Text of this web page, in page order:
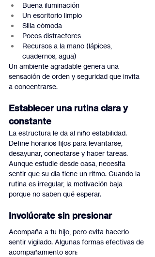
Buena iluminación
Un escritorio limpio
Silla cómoda
Pocos distractores
Recursos a la mano (lápices,
cuadernos, agua)
Un ambiente agradable genera una
sensación de orden y seguridad que invita
a concentrarse.
Establecer una rutina clara y
constante
La estructura le da al niño estabilidad.
Define horarios fijos para levantarse,
desayunar, conectarse y hacer tareas.
Aunque estudie desde casa, necesita
sentir que su día tiene un ritmo. Cuando la
rutina es irregular, la motivación baja
porque no saben qué esperar.
Involúcrate sin presionar
Acompaña a tu hijo, pero evita hacerlo
sentir vigilado. Algunas formas efectivas de
acompañamiento son: